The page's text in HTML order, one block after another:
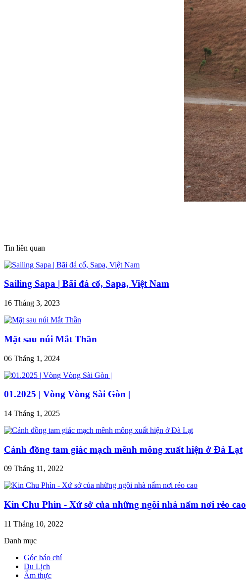
Tin liên quan
Sailing Sapa | Bãi đá cổ, Sapa, Việt Nam
16 Tháng 3, 2023
Mặt sau núi Mắt Thần
06 Tháng 1, 2024
01.2025 | Vòng Vòng Sài Gòn |
14 Tháng 1, 2025
Cánh đồng tam giác mạch mênh mông xuất hiện ở Đà Lạt
09 Tháng 11, 2022
Kin Chu Phìn - Xứ sở của những ngôi nhà nấm nơi rẻo cao
11 Tháng 10, 2022
Danh mục
Góc báo chí
Du Lịch
Ẩm thực